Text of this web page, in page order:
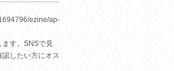
ezine/ap-
ます。SNSで見
したい方にオス